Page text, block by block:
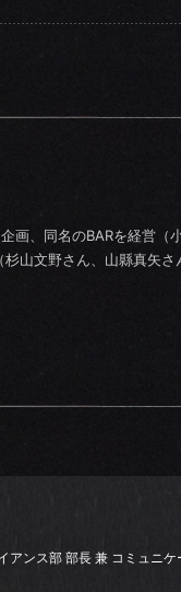
画、同名のBARを経営（
山文野さん、山縣真矢さ
アンス部 部長 兼 コミュニケ